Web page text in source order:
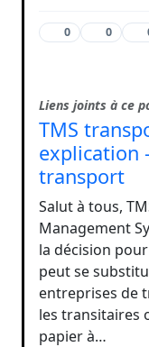
0 0
Liens joints à ce
TMS
explication
transport
Salut à tous,
Management
la décision
peut se
entreprises de
les transitaires
papier à…